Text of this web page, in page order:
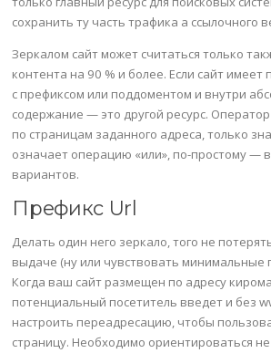
сохранить ту часть трафика а ссылочного
Зеркалом сайт может считаться только
контента на 90 % и более. Если сайт
с префиксом или поддоментом и внутри
содержание — это другой ресурс.
по страницам заданного адреса, только
означает операцию «или», по-простому —
вариантов.
Префикс Url
Делать один него зеркало, того не
выдаче (ну или чувствовать минимальные
Когда ваш сайт размещен по адресу
потенциальный посетитель введет и без
настроить переадресацию, чтобы
страницу. Необходимо ориентироваться